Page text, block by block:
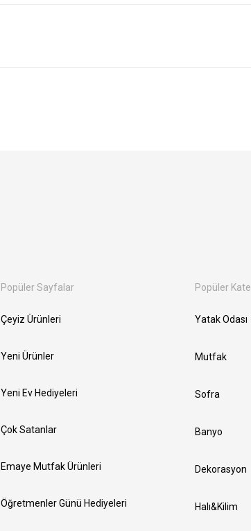
Popüler Sayfalar
Çeyiz Ürünleri
Yeni Ürünler
Yeni Ev Hediyeleri
Çok Satanlar
Emaye Mutfak Ürünleri
Öğretmenler Günü Hediyeleri
Popüler
Yatak Odası
Mutfak
Sofra
Banyo
Dekorasyon
Halı&Kilim